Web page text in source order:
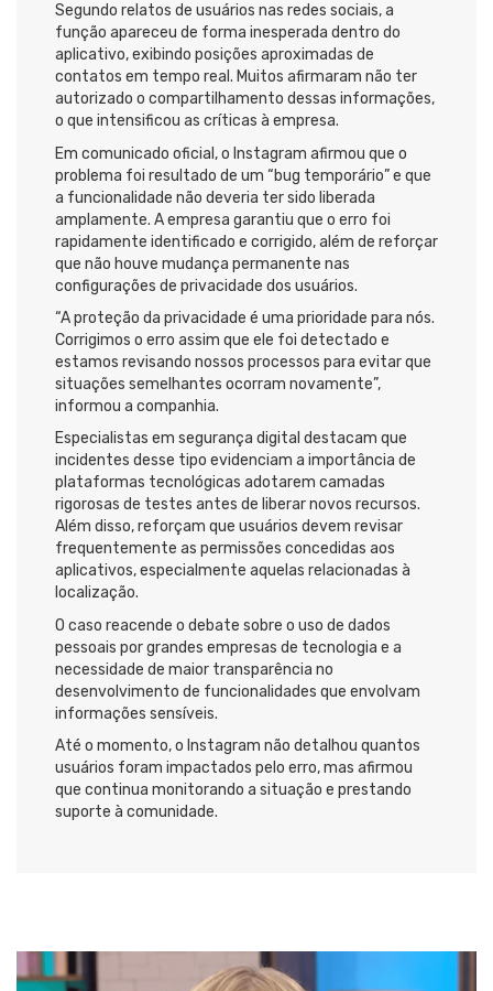
Segundo relatos de usuários nas redes sociais, a
função apareceu de forma inesperada dentro do
aplicativo, exibindo posições aproximadas de
contatos em tempo real. Muitos afirmaram não ter
autorizado o compartilhamento dessas informações,
o que intensificou as críticas à empresa.
Em comunicado oficial, o Instagram afirmou que o
problema foi resultado de um “bug temporário” e que
a funcionalidade não deveria ter sido liberada
amplamente. A empresa garantiu que o erro foi
rapidamente identificado e corrigido, além de reforçar
que não houve mudança permanente nas
configurações de privacidade dos usuários.
“A proteção da privacidade é uma prioridade para nós.
Corrigimos o erro assim que ele foi detectado e
estamos revisando nossos processos para evitar que
situações semelhantes ocorram novamente”,
informou a companhia.
Especialistas em segurança digital destacam que
incidentes desse tipo evidenciam a importância de
plataformas tecnológicas adotarem camadas
rigorosas de testes antes de liberar novos recursos.
Além disso, reforçam que usuários devem revisar
frequentemente as permissões concedidas aos
aplicativos, especialmente aquelas relacionadas à
localização.
O caso reacende o debate sobre o uso de dados
pessoais por grandes empresas de tecnologia e a
necessidade de maior transparência no
desenvolvimento de funcionalidades que envolvam
informações sensíveis.
Até o momento, o Instagram não detalhou quantos
usuários foram impactados pelo erro, mas afirmou
que continua monitorando a situação e prestando
suporte à comunidade.